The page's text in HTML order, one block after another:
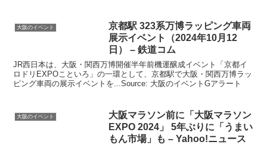
大阪のイベント
京都駅 323系万博ラッピング車両
展示イベント
（2024年10月12
日） – 鉄道コム
JR西日本は、大阪・関西万博開催半年前機運醸成イベント「京都イ
ロドリEXPOこといろ」の一環として、京都駅で大阪・関西万博ラッ
ピング車両の展示イベントを...Source: 大阪のイベントGアラート
大阪のイベント 大阪マラソン前に「 大阪マラソン
EXPO 2024」 5年ぶりに「うまい
もん市場」も – Yahoo!ニュース